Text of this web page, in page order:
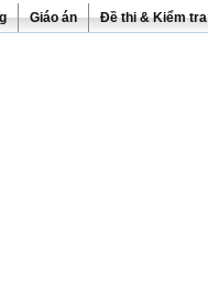
Giáo án Đề thi & Kiểm tra